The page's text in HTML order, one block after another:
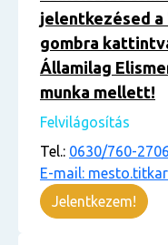
jelentkezésed
gombra
Államilag
munka mellett!
Felvilágosítás
Tel.: 0630/760-2706
E-mail:
Jelentkezem!